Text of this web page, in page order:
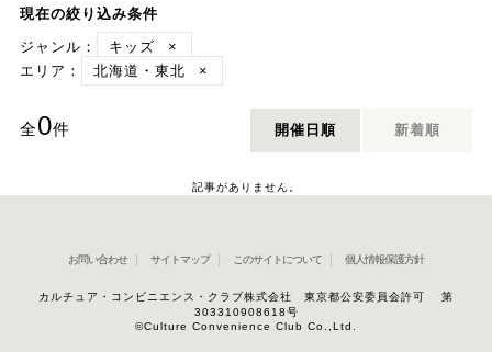
現在の絞り込み条件
ジャンル：
キッズ
×
エリア：
北海道・東北 ×
全0件 開催日順 新着順
記事がありません。
お問い合わせ サイトマップ このサイトについて 個人情報保護方針
カルチュア・コンビニエンス・クラブ株式会社 東京都公安委員会許可 第
303310908618号
©Culture Convenience Club Co.,Ltd.